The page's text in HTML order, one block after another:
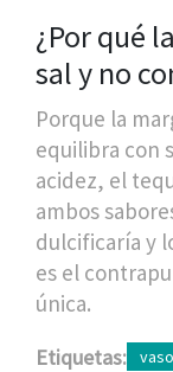
¿Por qué
sal y no
Porque la
equilibra con
acidez, el
ambos
dulcificaría y
es el
única.
Etiquetas: